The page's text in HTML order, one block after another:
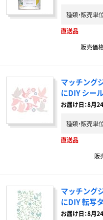
種類・販売単
直送品
販売価
マッチング
にDIY シー
お届け日：8月
種類・販売単
直送品
販
マッチング
にDIY 転写
お届け日：8月